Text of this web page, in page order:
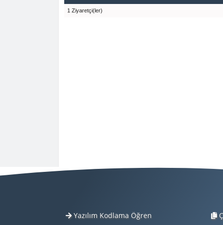
1 Ziyaretçi(ler)
Yazılım Kodlama Öğren